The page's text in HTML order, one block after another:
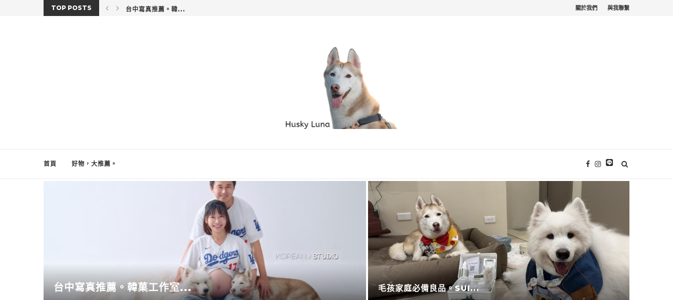
TOP POSTS 台中寫真推薦。韓... 苗栗寵物友善。栗...
關於我們 與我聯繫
首頁 好物，大推薦。
擴充大空間。CODE L... 防蚊液的第一品牌。叮寧也...